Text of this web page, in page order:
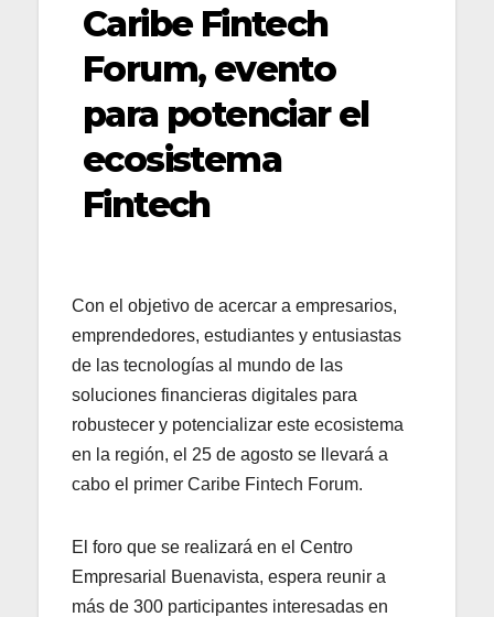
Caribe Fintech
Forum, evento
para potenciar el
ecosistema
Fintech
Con el objetivo de acercar a empresarios,
emprendedores, estudiantes y entusiastas
de las tecnologías al mundo de las
soluciones financieras digitales para
robustecer y potencializar este ecosistema
en la región, el 25 de agosto se llevará a
cabo el primer Caribe Fintech Forum.
El foro que se realizará en el Centro
Empresarial Buenavista, espera reunir a
más de 300 participantes interesadas en